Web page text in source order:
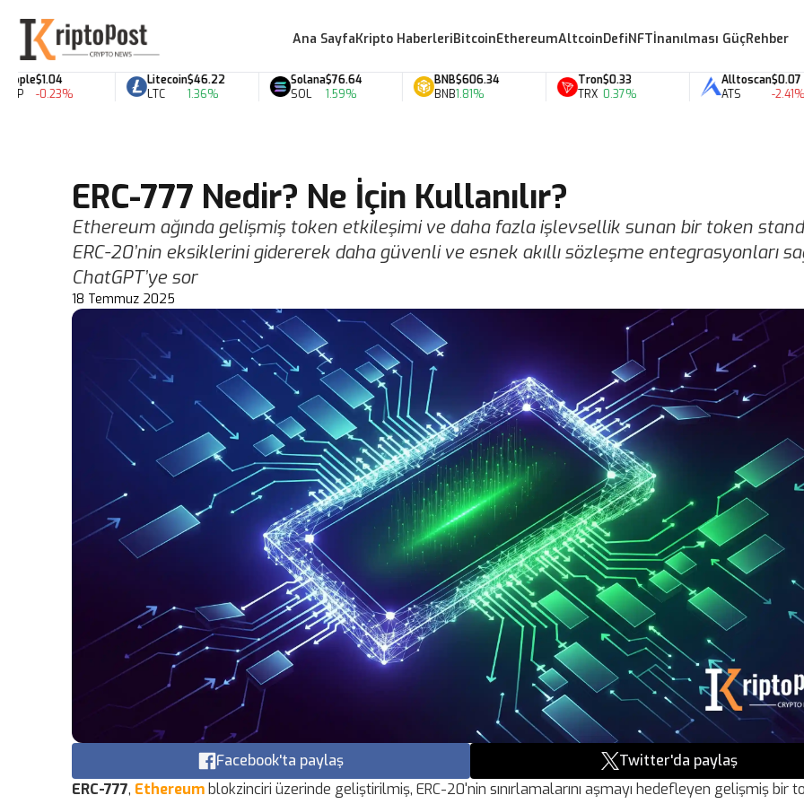
Ana SayfaKripto HaberleriBitcoinEthereumAltcoinDefiNFTİnanılması GüçRehber
$1.04
-0.23%
Litecoin
LTC
$46.22
1.36%
Solana
SOL
$76.64
1.59%
BNB
BNB
$606.34
1.81%
Tron
TRX
$0.33
0.37%
Alltoscan
ATS
$0.07
-2.41%
ERC-777 Nedir? Ne İçin Kullanılır?
Ethereum ağında gelişmiş token etkileşimi ve daha fazla işlevsellik sunan bir token
ERC-20’nin eksiklerini gidererek daha güvenli ve esnek akıllı sözleşme entegrasyonları
ChatGPT’ye sor
18 Temmuz 2025
Facebook'ta paylaş
Twitter'da paylaş
ERC-777, Ethereumblokzinciri üzerinde geliştirilmiş, ERC-20'nin sınırlamalarını aşmayı hedefleyen gelişmiş bir